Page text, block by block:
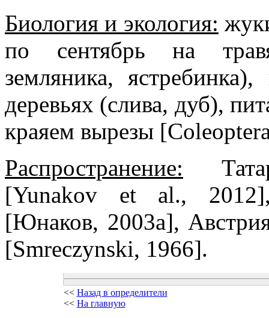
Биология и экология:
по сентябрь на
земляника,
деревьях (слива, дуб),
краяем вырезы
Распространение:
[Yunakov et al.,
[Юнаков, 2003a],
[Smreczynski, 1966].
<< Назад в определители
<< На главную